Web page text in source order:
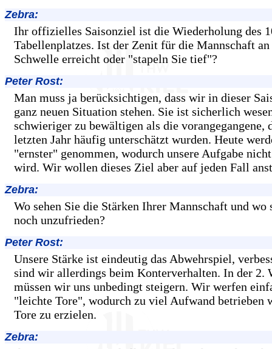
Zebra:
Ihr offizielles Saisonziel ist die Wiederholung des
Tabellenplatzes. Ist der Zenit für die Mannschaft an
Schwelle erreicht oder "stapeln Sie tief"?
Peter Rost:
Man muss ja berücksichtigen, dass wir in dieser
ganz neuen Situation stehen. Sie ist sicherlich
schwieriger zu bewältigen als die vorangegangene,
letzten Jahr häufig unterschätzt wurden. Heute
"ernster" genommen, wodurch unsere Aufgabe
wird. Wir wollen dieses Ziel aber auf jeden Fall
Zebra:
Wo sehen Sie die Stärken Ihrer Mannschaft und wo
noch unzufrieden?
Peter Rost:
Unsere Stärke ist eindeutig das Abwehrspiel,
sind wir allerdings beim Konterverhalten. In der 2.
müssen wir uns unbedingt steigern. Wir werfen
"leichte Tore", wodurch zu viel Aufwand betrieben
Tore zu erzielen.
Zebra: